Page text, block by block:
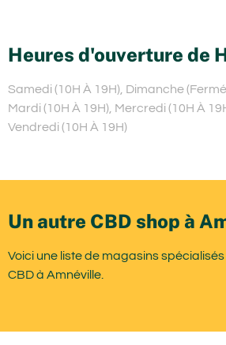
Heures d'ouverture de
Samedi (10H À 19H), Dimanche
Mardi (10H À 19H), Mercredi (10H À
Vendredi (10H À 19H)
Un autre CBD shop à
Voici une liste de magasins
CBD à Amnéville.